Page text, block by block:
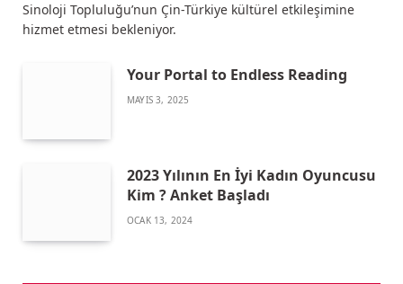
Sinoloji Topluluğu’nun Çin-Türkiye kültürel etkileşimine
hizmet etmesi bekleniyor.
Your Portal to Endless Reading
MAYIS 3, 2025
2023 Yılının En İyi Kadın Oyuncusu
Kim ? Anket Başladı
OCAK 13, 2024